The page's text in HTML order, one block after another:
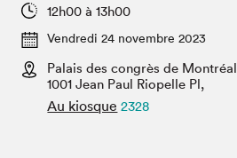
Espace exposant⋅e⋅s
Espace enseignant·e·s
Espace médias
Projets partenaires
12h00 à 13h00
Vendredi 24 novembre 2023
Palais des congrès de Montréal
1001 Jean Paul Riopelle Pl,
Au kiosque 2328